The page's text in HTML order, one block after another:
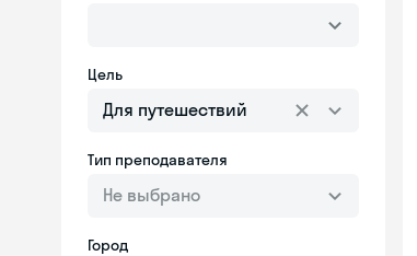
Цель
Для путешествий
Тип преподавателя
Не выбрано
Город